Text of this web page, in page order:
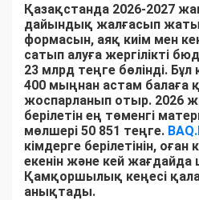
Қазақстанда 2026-2027
дайындық жалғасып
формасын, аяқ киім мен
сатып алуға жергілікті
23 млрд теңге бөлінді.
400 мыңнан астам балаға
жоспарланып отыр. 2026
берілетін ең төменгі
мөлшері 50 851 теңге.
кімдерге берілетінін,
екенін және кей жағдайда
Қамқоршылық кеңесі
анықтады.